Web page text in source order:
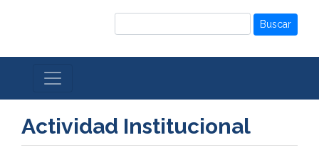
Buscar
Actividad Institucional